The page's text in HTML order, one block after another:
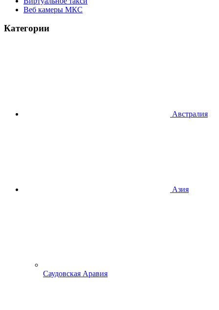
Веб камеры МКС
Категории
Австралия
Азия
Саудовская Аравия